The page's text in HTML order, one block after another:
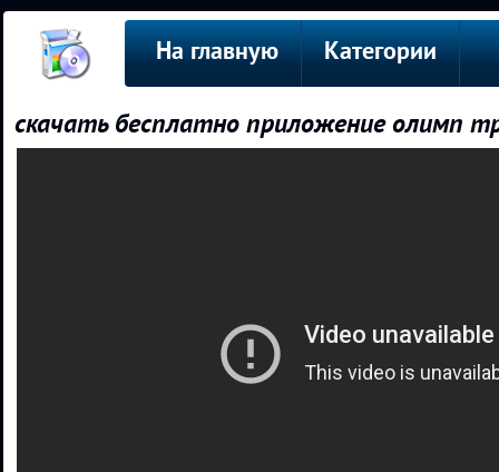
На главную Категории
скачать бесплатно приложение олимп